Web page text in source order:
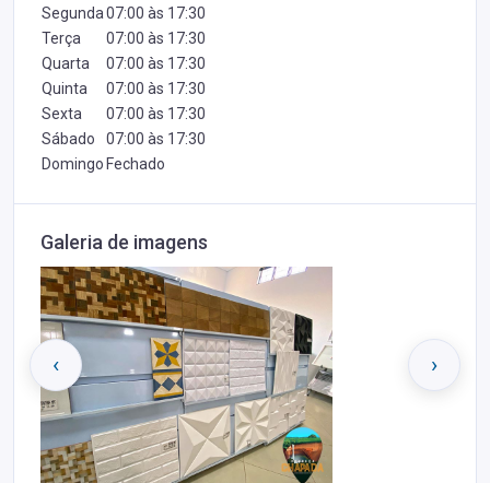
Segunda07:00 às 17:30
Terça
07:00 às 17:30
Quarta
07:00 às 17:30
Quinta
07:00 às 17:30
Sexta
07:00 às 17:30
Sábado
07:00 às 17:30
Domingo Fechado
Galeria de imagens
‹ ›